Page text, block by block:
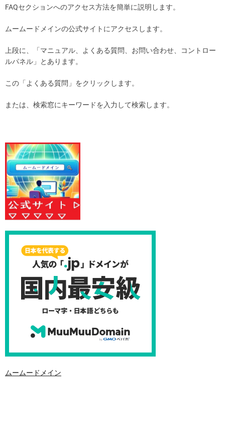
FAQセクションへのアクセス方法を簡単に説明します。
ムームードメインの公式サイトにアクセスします。
上段に、「マニュアル、よくある質問、お問い合わせ、コントロー
ルパネル」とあります。
この「よくある質問」をクリックします。
または、検索窓にキーワードを入力して検索します。
ムームードメイン